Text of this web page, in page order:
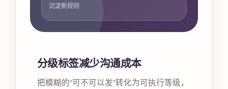
沉淀新规则
分级标签减少沟通成本
把模糊的“可不可以发”转化为可执行等级，